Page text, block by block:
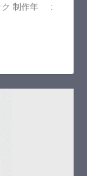
ク 制作年 :